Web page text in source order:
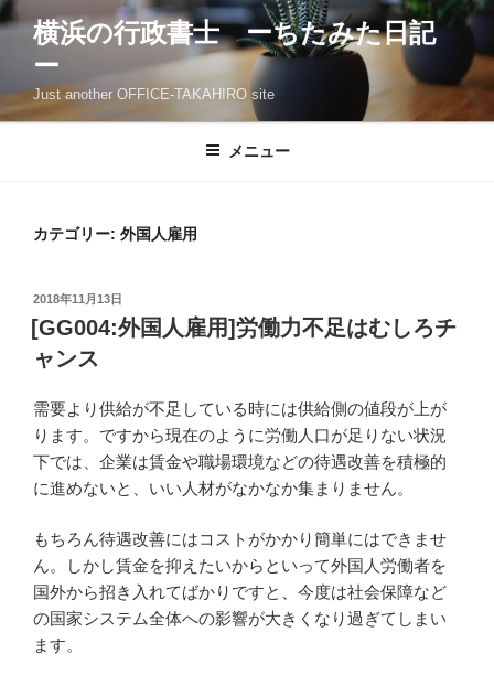
コ
ン
ツ
横浜の行政書士 ーちたみた日記
ー
Just another OFFICE-TAKAHIRO site
メニュー
カテゴリー: 外国人雇用
投
稿
日:
2018年11月13日
[GG004:外国人雇用]労働力不足はむしろチ
ャンス
需要より供給が不足している時には供給側の値段が上が
ります。ですから現在のように労働人口が足りない状況
下では、企業は賃金や職場環境などの待遇改善を積極的
に進めないと、いい人材がなかなか集まりません。
もちろん待遇改善にはコストがかかり簡単にはできませ
ん。しかし賃金を抑えたいからといって外国人労働者を
国外から招き入れてばかりですと、今度は社会保障など
の国家システム全体への影響が大きくなり過ぎてしまい
ます。